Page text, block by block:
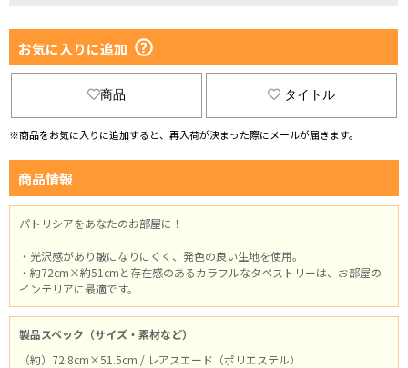
お気に入りに追加
商品 タイトル
※商品をお気に入りに追加すると、再入荷が決まった際にメールが届きます。
商品情報
パトリシアをあなたのお部屋に！
・光沢感があり皺になりにくく、発色の良い生地を使用。
・約72cm×約51cmと存在感のあるカラフルなタペストリーは、お部屋の
インテリアに最適です。
製品スペック（サイズ・素材など）
（約）72.8cm×51.5cm / レアスエード（ポリエステル）